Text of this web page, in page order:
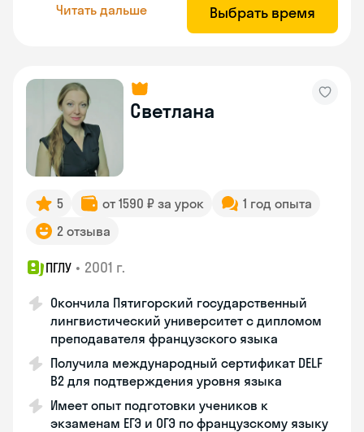
Читать дальше Выбрать время
Светлана
5 от 1590 ₽ за урок
1 год опыта
2 отзыва
ПГЛУ • 2001 г.
Окончила Пятигорский государственный
лингвистический университет с дипломом
преподавателя французского языка
Получила международный сертификат DELF
B2 для подтверждения уровня языка
Имеет опыт подготовки учеников к
экзаменам ЕГЭ и ОГЭ по французскому языку